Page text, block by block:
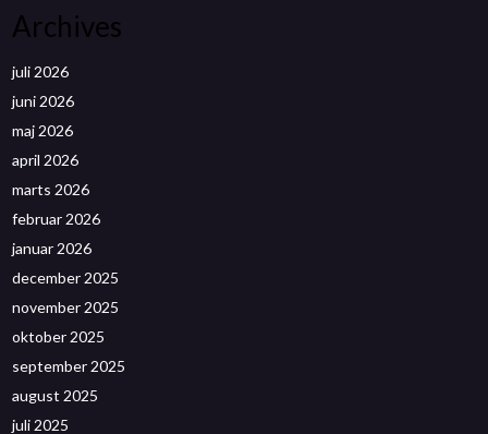
Archives
juli 2026
juni 2026
maj 2026
april 2026
marts 2026
februar 2026
januar 2026
december 2025
november 2025
oktober 2025
september 2025
august 2025
juli 2025